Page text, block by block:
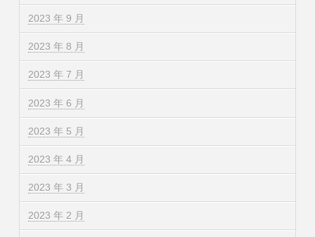
2023 年 9 月
2023 年 8 月
2023 年 7 月
2023 年 6 月
2023 年 5 月
2023 年 4 月
2023 年 3 月
2023 年 2 月